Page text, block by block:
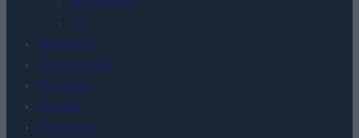
TV
Recenzje
Porównania
Co kupić
Porady
Promocje